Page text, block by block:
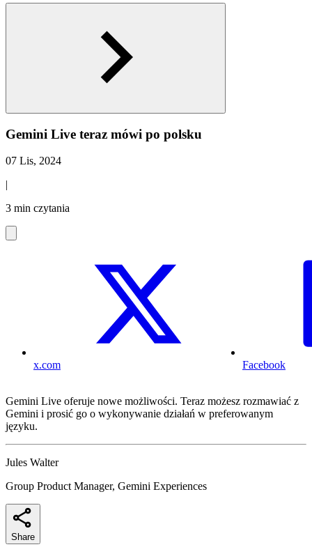
Gemini Live teraz mówi po polsku
07 Lis, 2024
|
3 min czytania
x.com Facebook
Gemini Live oferuje nowe możliwości. Teraz możesz rozmawiać z
Gemini i prosić go o wykonywanie działań w preferowanym
języku.
Jules Walter
Group Product Manager, Gemini Experiences
Share